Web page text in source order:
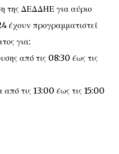
της ΔΕΔΔΗΕ για αύριο
έχουν προγραμματιστεί
για:
από τις 08:30 έως τις
τις 13:00 έως τις 15:00